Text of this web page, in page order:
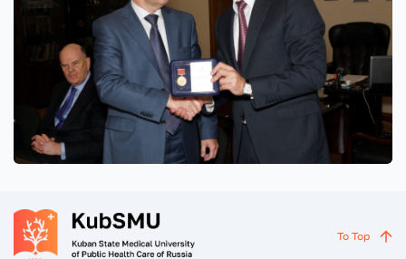
To Top